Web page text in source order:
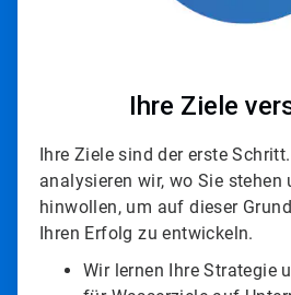
Ihre Ziele
Ihre Ziele sind der erste
analysieren wir, wo Sie stehen
hinwollen, um auf dieser
Ihren Erfolg zu entwickeln.
Wir lernen Ihre Strategie